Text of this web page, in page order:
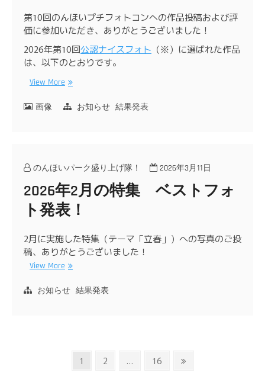
第10回のんほいプチフォトコンへの作品投稿および評
価に参加いただき、ありがとうございました！
2026年第10回公認ナイスフォト （※）に選ばれた作品
は、以下のとおりです。
View More
画像 お知らせ 結果発表
のんほいパーク盛り上げ隊！ 2026年3月11日
2026年2月の特集 ベストフォ
ト発表！
2月に実施した特集（テーマ「立春」）への写真のご投
稿、ありがとうございました！
View More
お知らせ 結果発表
Page
1 Page
2 … Page
16
Next